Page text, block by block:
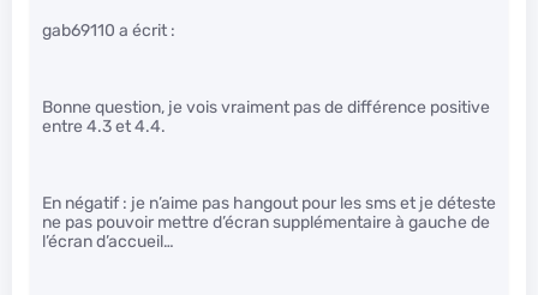
gab69110 a écrit :
Bonne question, je vois vraiment pas de différence positive
entre 4.3 et 4.4.
En négatif : je n’aime pas hangout pour les sms et je déteste
ne pas pouvoir mettre d’écran supplémentaire à gauche de
l’écran d’accueil…